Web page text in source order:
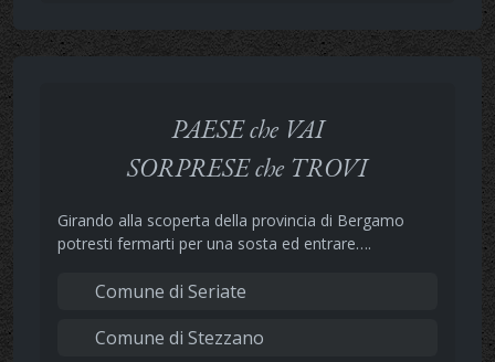
PAESE che VAI
SORPRESE che TROVI
Girando alla scoperta della provincia di Bergamo
potresti fermarti per una sosta ed entrare….
Comune di Seriate
Comune di Stezzano